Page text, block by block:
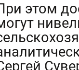
этом